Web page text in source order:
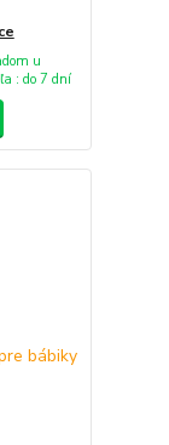
u
: do 7 dní